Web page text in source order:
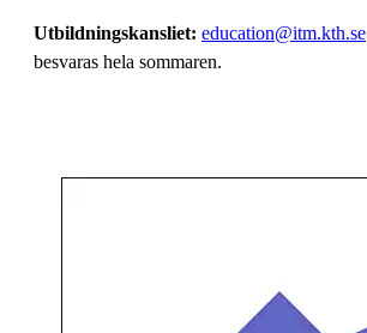
Utbildningskansliet: education@itm.kth.se
besvaras hela sommaren.